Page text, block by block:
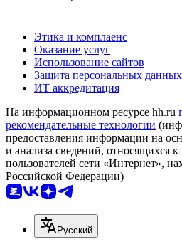
Этика и комплаенс
Оказание услуг
Использование сайтов
Защита персональных данных
ИТ аккредитация
На информационном ресурсе hh.ru
рекомендательные технологии
предоставления информации на
и анализа сведений, относящихся
пользователей сети «Интернет»,
Российской Федерации)
Русский